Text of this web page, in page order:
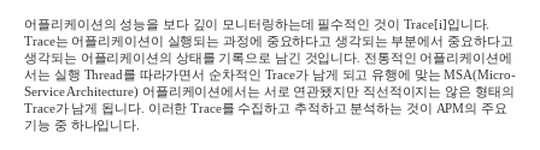
어플리케이션의 성능을 보다 깊이 모니터링하는데 필수적인 것이 Trace[i] 입니다.
Trace는 어플리케이션이 실행되는 과정에 중요하다고 생각되는 부분에서 중요하다고
생각되는 어플리케이션의 상태를 기록으로 남긴 것입니다 전통적인 어플리케이션에
서는 실행 Thread를 따라가면서 순차적인 Trace가 남게 되고 유행에 맞는MSA(Micro-
Service Architecture) 어플리케이션에서는 서로 연관됐지만 직선적이지는 않은 형태의
Trace가 남게 됩니다. 이러한 Trace를 수집하고 추적하고 분석하는 것이 APM의 주요
기능 중 하나입니다